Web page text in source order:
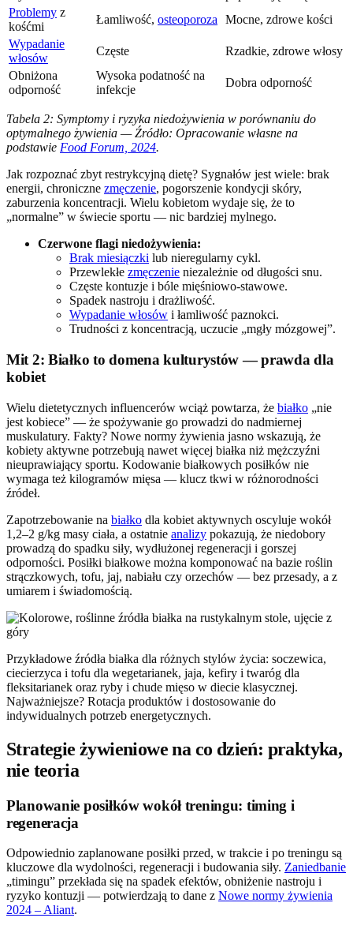
Problemy z
kośćmi
Łamliwość, osteoporoza
Mocne, zdrowe kości
Wypadanie
włosów
Częste
Rzadkie, zdrowe włosy
Obniżona
odporność
Wysoka podatność na
infekcje
Dobra odporność
Tabela 2: Symptomy i ryzyka niedożywienia w porównaniu do
optymalnego żywienia — Źródło: Opracowanie własne na
podstawie Food Forum, 2024.
Jak rozpoznać zbyt restrykcyjną dietę? Sygnałów jest wiele: brak
energii, chroniczne zmęczenie, pogorszenie kondycji skóry,
zaburzenia koncentracji. Wielu kobietom wydaje się, że to
„normalne” w świecie sportu — nic bardziej mylnego.
Czerwone flagi niedożywienia:
Brak miesiączki lub nieregularny cykl.
Przewlekłe zmęczenie niezależnie od długości snu.
Częste kontuzje i bóle mięśniowo-stawowe.
Spadek nastroju i drażliwość.
Wypadanie włosów i łamliwość paznokci.
Trudności z koncentracją, uczucie „mgły mózgowej”.
Mit 2: Białko to domena kulturystów — prawda dla
kobiet
Wielu dietetycznych influencerów wciąż powtarza, że białko „nie
jest kobiece” — że spożywanie go prowadzi do nadmiernej
muskulatury. Fakty? Nowe normy żywienia jasno wskazują, że
kobiety aktywne potrzebują nawet więcej białka niż mężczyźni
nieuprawiający sportu. Kodowanie białkowych posiłków nie
wymaga też kilogramów mięsa — klucz tkwi w różnorodności
źródeł.
Zapotrzebowanie na białko dla kobiet aktywnych oscyluje wokół
1,2–2 g/kg masy ciała, a ostatnie analizy pokazują, że niedobory
prowadzą do spadku siły, wydłużonej regeneracji i gorszej
odporności. Posiłki białkowe można komponować na bazie roślin
strączkowych, tofu, jaj, nabiału czy orzechów — bez przesady, a z
umiarem i świadomością.
Przykładowe źródła białka dla różnych stylów życia: soczewica,
ciecierzyca i tofu dla wegetarianek, jaja, kefiry i twaróg dla
fleksitarianek oraz ryby i chude mięso w diecie klasycznej.
Najważniejsze? Rotacja produktów i dostosowanie do
indywidualnych potrzeb energetycznych.
Strategie żywieniowe na co dzień: praktyka,
nie teoria
Planowanie posiłków wokół treningu: timing i
regeneracja
Odpowiednio zaplanowane posiłki przed, w trakcie i po treningu są
kluczowe dla wydolności, regeneracji i budowania siły. Zaniedbanie
„timingu” przekłada się na spadek efektów, obniżenie nastroju i
ryzyko kontuzji — potwierdzają to dane z Nowe normy żywienia
2024 – Aliant.